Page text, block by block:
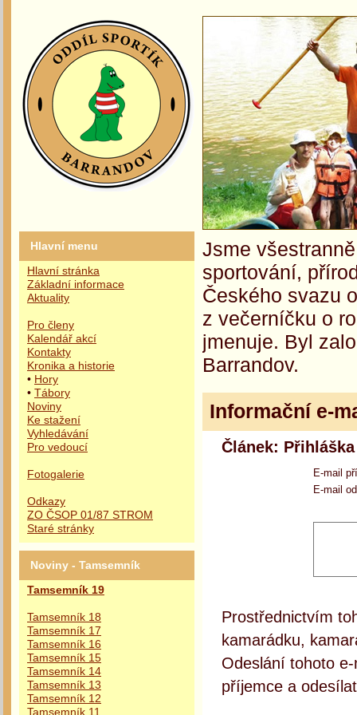
Hlavní menu
Hlavní stránka
Základní informace
Aktuality
Pro členy
Kalendář akcí
Kontakty
Kronika a historie
• Hory
• Tábory
Noviny
Ke stažení
Vyhledávání
Pro vedoucí
Fotogalerie
Odkazy
ZO ČSOP 01/87 STROM
Staré stránky
Noviny - Tamsemník
Tamsemník 19
Tamsemník 18
Tamsemník 17
Tamsemník 16
Tamsemník 15
Tamsemník 14
Tamsemník 13
Tamsemník 12
Tamsemník 11
Jsme
sportování,
Českého svazu
z večerníčku o
jmenuje. Byl
Barrandov.
Informační e-
Článek:
E-mail
E-mail
Prostřednictvím
kamarádku,
Odeslání tohoto
příjemce a